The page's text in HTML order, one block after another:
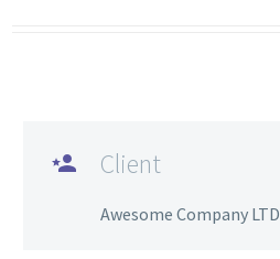
 Client
Awesome Company LTD